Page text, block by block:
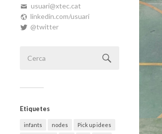
usuari@xtec.cat
linkedin.com/usuari
@twitter
Etiquetes
infants nodes Pick up idees